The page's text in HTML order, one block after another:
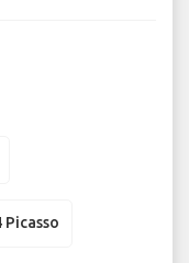
Picasso